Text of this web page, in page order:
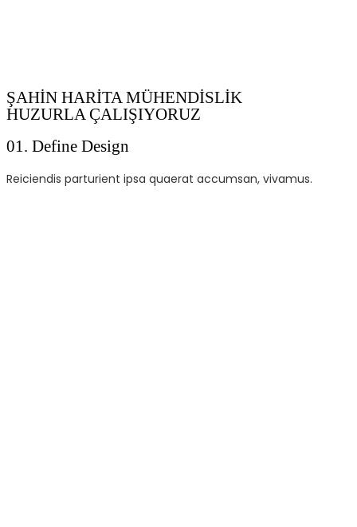
ŞAHİN HARİTA MÜHENDİSLİK
HUZURLA ÇALIŞIYORUZ
01. Define Design
Reiciendis parturient ipsa quaerat accumsan, vivamus.